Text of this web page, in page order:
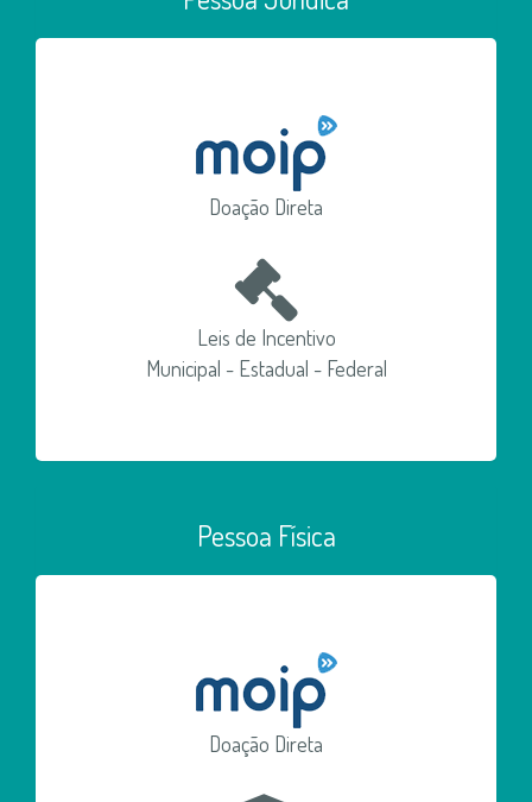
Doação Direta
Leis de Incentivo
Municipal - Estadual - Federal
Pessoa Física
Doação Direta